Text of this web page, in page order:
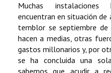
Muchas instalaciones
encuentran en situación de
temblor se septiembre
hacen a medias, otras
gastos millonarios y, por
se ha concluida una
sabemos que acudir a